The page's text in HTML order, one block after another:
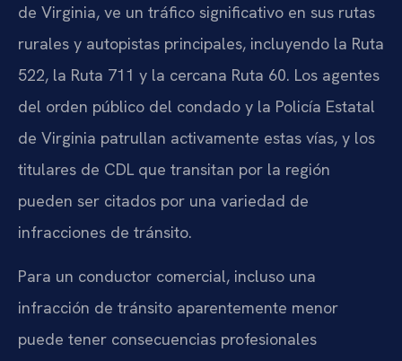
de Virginia, ve un tráfico significativo en sus rutas
rurales y autopistas principales, incluyendo la Ruta
522, la Ruta 711 y la cercana Ruta 60. Los agentes
del orden público del condado y la Policía Estatal
de Virginia patrullan activamente estas vías, y los
titulares de CDL que transitan por la región
pueden ser citados por una variedad de
infracciones de tránsito.
Para un conductor comercial, incluso una
infracción de tránsito aparentemente menor
puede tener consecuencias profesionales